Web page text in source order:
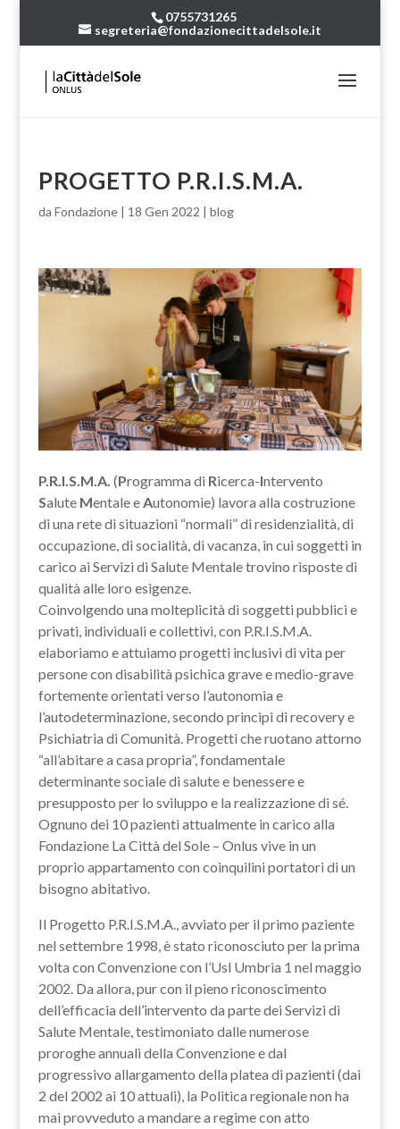
0755731265
segreteria@fondazionecittadelsole.it
PROGETTO P.R.I.S.M.A.
da Fondazione| 18 Gen 2022 | blog
P.R.I.S.M.A. (Programma di Ricerca-Intervento
Salute Mentale eAutonomie) lavora alla costruzione
di una rete di situazioni “normali” di residenzialità, di
occupazione, di socialità, di vacanza, in cui soggetti in
carico ai Servizi di Salute Mentale trovino risposte di
qualità alle loro esigenze.
Coinvolgendo una molteplicità di soggetti pubblici e
privati, individuali e collettivi, con P.R.I.S.M.A.
elaboriamo e attuiamo progetti inclusivi di vita per
persone con disabilità psichica grave e medio-grave
fortemente orientati verso l’autonomia e
l’autodeterminazione, secondo principi di recovery e
Psichiatria di Comunità. Progetti che ruotano attorno
“all’abitare a casa propria”, fondamentale
determinante sociale di salute e benessere e
presupposto per lo sviluppo e la realizzazione di sé.
Ognuno dei 10 pazienti attualmente in carico alla
Fondazione La Città del Sole – Onlus vive in un
proprio appartamento con coinquilini portatori di un
bisogno abitativo.
Il Progetto P.R.I.S.M.A., avviato per il primo paziente
nel settembre 1998, è stato riconosciuto per la prima
volta con Convenzione con l’Usl Umbria 1 nel maggio
2002. Da allora, pur con il pieno riconoscimento
dell’efficacia dell’intervento da parte dei Servizi di
Salute Mentale, testimoniato dalle numerose
proroghe annuali della Convenzione e dal
progressivo allargamento della platea di pazienti (dai
2 del 2002 ai 10 attuali), la Politica regionale non ha
mai provveduto a mandare a regime con atto